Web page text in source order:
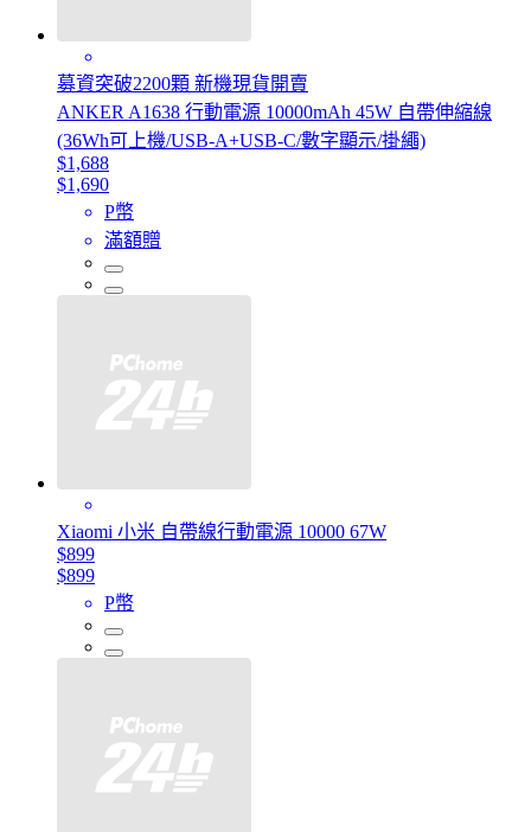
募資突破2200顆 新機現貨開賣
ANKER A1638 行動電源 10000mAh 45W 自帶伸縮線
(36Wh可上機/USB-A+USB-C/數字顯示/掛繩)
$1,688
$1,690
P幣
滿額贈
Xiaomi 小米 自帶線行動電源 10000 67W
$899
$899
P幣